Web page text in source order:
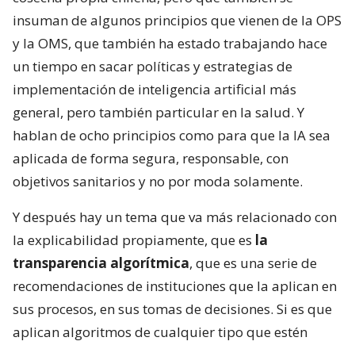
insuman de algunos principios que vienen de la OPS
y la OMS, que también ha estado trabajando hace
un tiempo en sacar políticas y estrategias de
implementación de inteligencia artificial más
general, pero también particular en la salud. Y
hablan de ocho principios como para que la IA sea
aplicada de forma segura, responsable, con
objetivos sanitarios y no por moda solamente.
Y después hay un tema que va más relacionado con
la explicabilidad propiamente, que es la
transparencia algorítmica, que es una serie de
recomendaciones de instituciones que la aplican en
sus procesos, en sus tomas de decisiones. Si es que
aplican algoritmos de cualquier tipo que estén